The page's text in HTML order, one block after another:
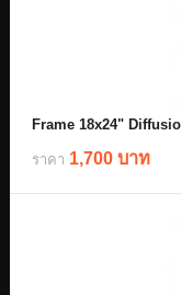
Frame 18x24"
ราคา 1,700 บาท